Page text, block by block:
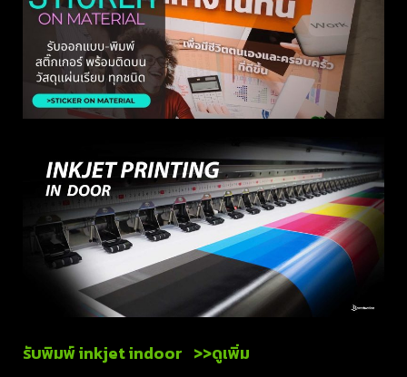
รับพิมพ์ inkjet indoor >>ดูเพิ่ม